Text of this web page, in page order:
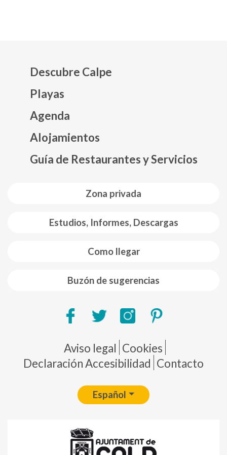
Zona privada
Estudios, Informes, Descargas
Como llegar
Buzón de sugerencias
Descubre Calpe
Playas
Agenda
Alojamientos
Guía de Restaurantes y Servicios
Pie de página
Aviso legal Cookies
Declaración Accesibilidad Contacto
Español